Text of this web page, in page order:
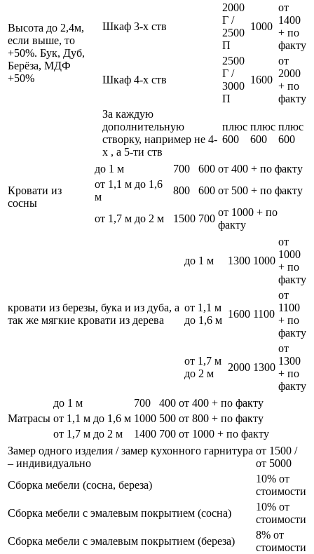
Высота до 2,4м,
если выше, то
+50%. Бук, Дуб,
Берёза, МДФ
+50%
Шкаф 3-х ств
2000
Г /
2500
П
1000
от
1400
+ по
факту
Шкаф 4-х ств
2500
Г /
3000
П
1600
от
2000
+ по
факту
За каждую
дополнительную
створку, например не 4-
х , а 5-ти ств
плюс
600
плюс
600
плюс
600
Кровати из
сосны
до 1 м 700 600 от 400 + по факту
от 1,1 м до 1,6
м
800 600 от 500 + по факту
от 1,7 м до 2 м 1500 700
от 1000 + по
факту
кровати из березы, бука и из дуба, а
так же мягкие кровати из дерева
до 1 м 1300 1000
от
1000
+ по
факту
от 1,1 м
до 1,6 м
1600 1100
от
1100
+ по
факту
от 1,7 м
до 2 м
2000 1300
от
1300
+ по
факту
Матрасы
до 1 м 700 400 от 400 + по факту
от 1,1 м до 1,6 м 1000 500 от 800 + по факту
от 1,7 м до 2 м
1400 700 от 1000 + по факту
Замер одного изделия / замер кухонного гарнитура
– индивидуально
от 1500 /
от 5000
Сборка мебели (сосна, береза)
10% от
стоимости
Сборка мебели с эмалевым покрытием (сосна)
10% от
стоимости
Сборка мебели с эмалевым покрытием (береза)
8% от
стоимости